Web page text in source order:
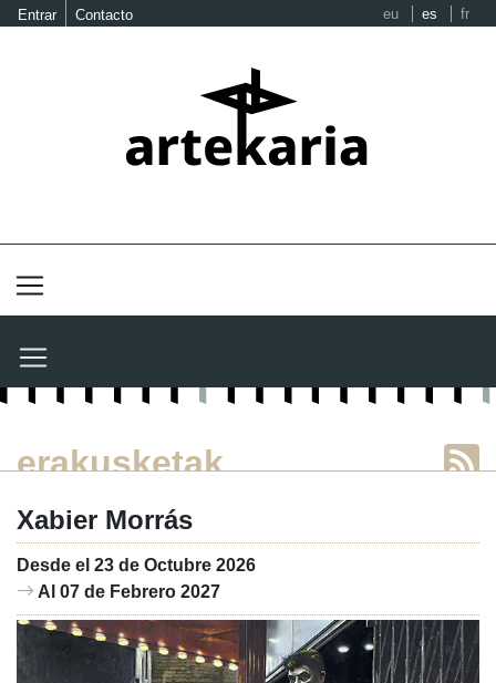
Entrar Contacto eu es fr
erakusketak
Xabier Morrás
Desde el 23 de Octubre 2026
Al 07 de Febrero 2027